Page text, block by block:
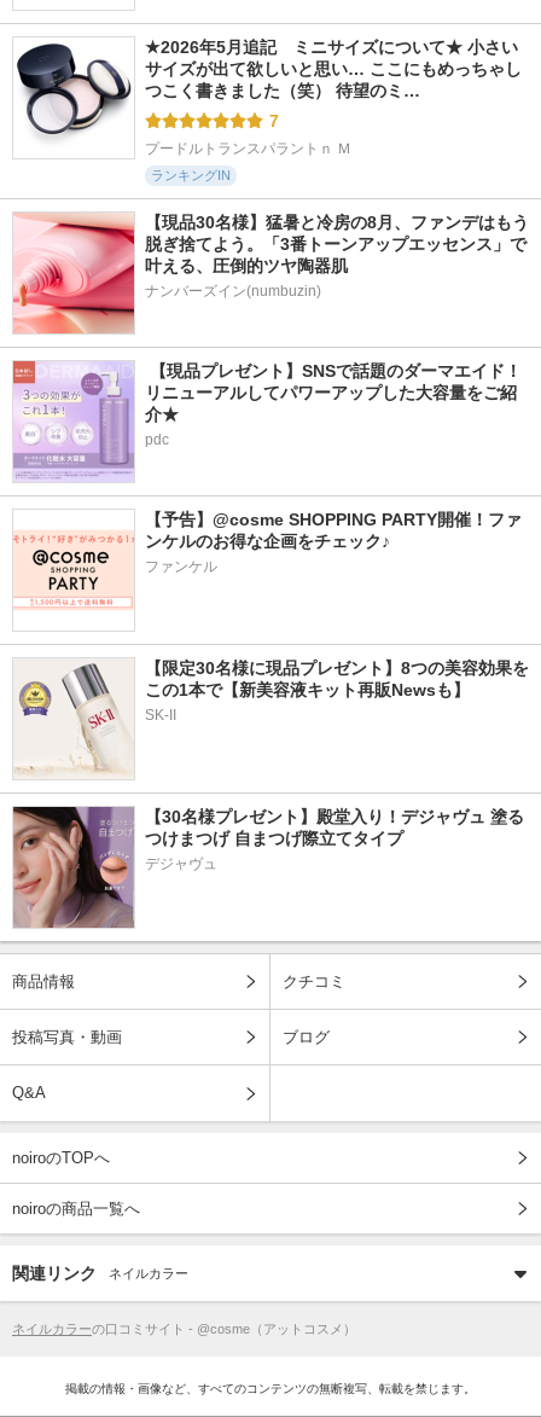
★2026年5月追記　ミニサイズについて★ 小さい
サイズが出て欲しいと思い… ここにもめっちゃし
つこく書きました（笑） 待望のミ…
7
プードルトランスパラントｎ Ｍ
ランキングIN
【現品30名様】猛暑と冷房の8月、ファンデはもう
脱ぎ捨てよう。「3番トーンアップエッセンス」で
叶える、圧倒的ツヤ陶器肌
ナンバーズイン(numbuzin)
【現品プレゼント】SNSで話題のダーマエイド！
リニューアルしてパワーアップした大容量をご紹
介★
pdc
【予告】@cosme SHOPPING PARTY開催！ファ
ンケルのお得な企画をチェック♪
ファンケル
【限定30名様に現品プレゼント】8つの美容効果を
この1本で【新美容液キット再販Newsも】
SK-II
【30名様プレゼント】殿堂入り！デジャヴュ 塗る
つけまつげ 自まつげ際立てタイプ
デジャヴュ
商品情報 クチコミ
投稿写真・動画 ブログ
Q&A
noiroのTOPへ
noiroの商品一覧へ
関連リンク ネイルカラー
ネイルカラーの口コミサイト - @cosme（アットコスメ）
掲載の情報・画像など、すべてのコンテンツの無断複写、転載を禁じます。